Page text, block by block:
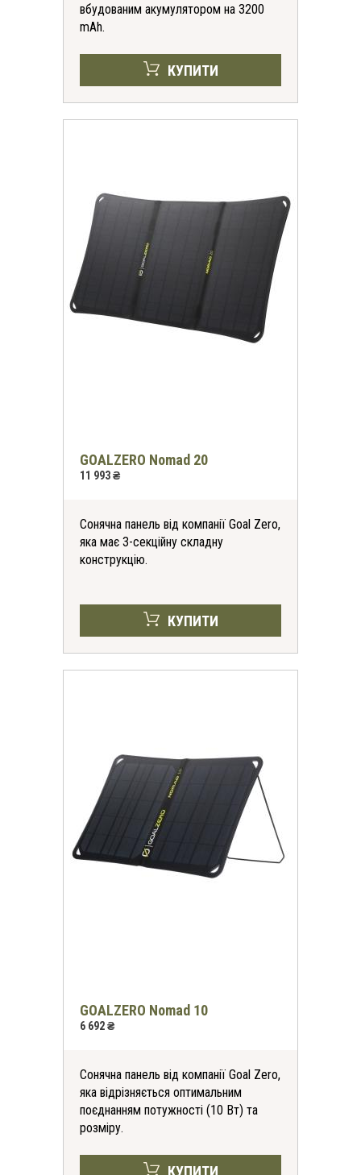
вбудованим акумулятором на 3200
mAh.
КУПИТИ
GOALZERO Nomad 20
11 993 ₴
Сонячна панель від компанії Goal Zero,
яка має 3-секційну складну
конструкцію.
КУПИТИ
GOALZERO Nomad 10
6 692 ₴
Сонячна панель від компанії Goal Zero,
яка відрізняється оптимальним
поєднанням потужності (10 Вт) та
розміру.
КУПИТИ